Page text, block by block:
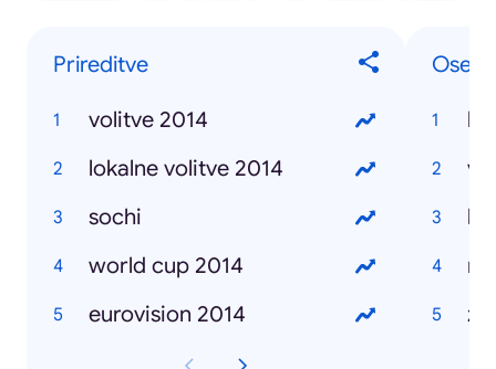
Prireditve
volitve 2014
lokalne volitve 2014
sochi
world cup 2014
eurovision 2014